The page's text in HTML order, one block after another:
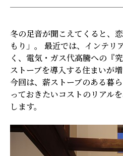
冬の足音が聞こえてくると、
もり」。 最近では、インテリ
く、電気・ガス代高騰への『
ストーブを導入する住まいが増
今回は、薪ストーブのある暮
っておきたいコストのリアル
します。